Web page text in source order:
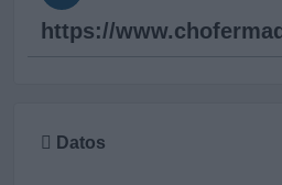
https://
Datos